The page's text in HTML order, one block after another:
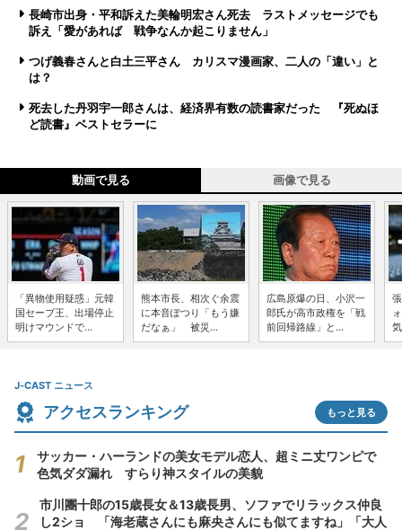
長崎市出身・平和訴えた美輪明宏さん死去 ラストメッセージでも
訴え「愛があれば 戦争なんか起こりません」
つげ義春さんと白土三平さん カリスマ漫画家、二人の「違い」と
は？
死去した丹羽宇一郎さんは、経済界有数の読書家だった 『死ぬほ
ど読書』ベストセラーに
動画で見る 画像で見る
「異物使用疑惑」元韓
国セーブ王、出場停止
明けマウンドで...
熊本市長、相次ぐ余震
に本音ぽつり「もう嫌
だなぁ」 被災...
広島原爆の日、小沢一
郎氏が高市政権を「戦
前回帰路線」と...
J-CAST ニュース
アクセスランキング もっと見る
サッカー・ハーランドの美女モデル恋人、超ミニ丈ワンピで
色気ダダ漏れ すらり神スタイルの美貌
市川團十郎の15歳長女＆13歳長男、ソファでリラックス仲良
し2ショ 「海老蔵さんにも麻央さんにも似てますね」「大人